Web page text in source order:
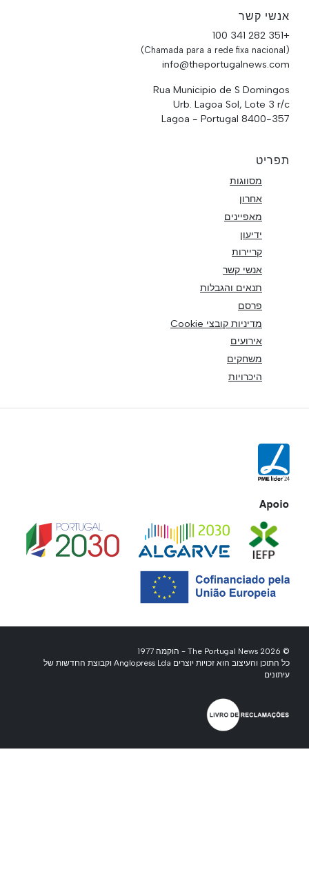
אנשי קשר
+351 282 341 100
(Chamada para a rede fixa nacional)
info@theportugalnews.com
Rua Municipio de S Domingos
Urb. Lagoa Sol, Lote 3 r/c
8400-357 Lagoa - Portugal
תפריט
מסווגות
אחרון
מאפיינים
ידיעון
קריירות
אנשי קשר
תנאים והגבלות
פרסם
מדיניות קובצי Cookie
אירועים
משחקים
היכרויות
Apoio
© 2026 The Portugal News - הוקמה 1977
כל התוכן והעיצוב הוא זכויות יוצרים Anglopress Lda וקבוצת החדשות של
עיתונים